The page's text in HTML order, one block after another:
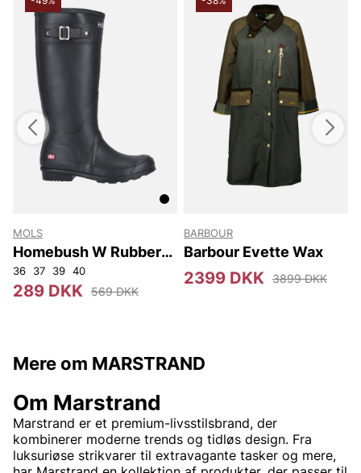
MOLS
Homebush W Rubber
Boot
36 37 39 40
289 DKK 569 DKK
BARBOUR
Barbour Evette Wax
2399 DKK 3899 DKK
Mere om MARSTRAND
Om Marstrand
Marstrand er et premium-livsstilsbrand, der
kombinerer moderne trends og tidløs design. Fra
luksuriøse strikvarer til extravagante tasker og mere,